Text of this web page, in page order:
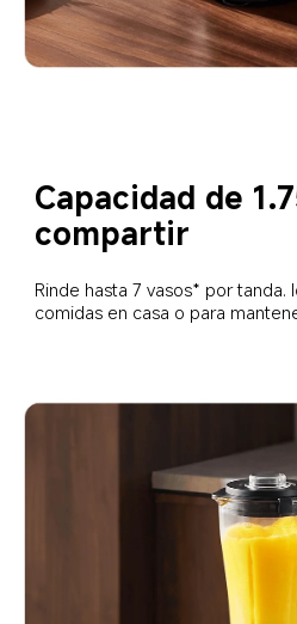
Capacidad de
compartir
Rinde hasta 7 vasos* por tanda.
comidas en casa o para